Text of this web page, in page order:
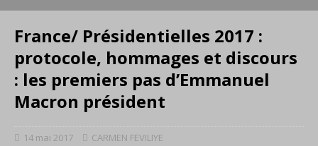
France/ Présidentielles 2017 :
protocole, hommages et discours
: les premiers pas d’Emmanuel
Macron président
14 mai 2017 CARMEN FEVILIYE